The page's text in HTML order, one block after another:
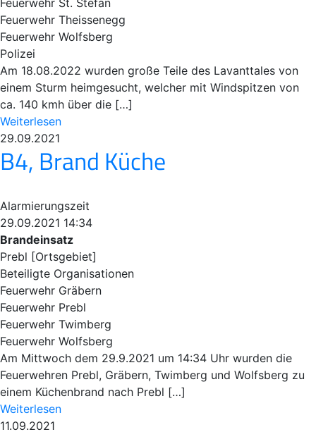
Feuerwehr Theissenegg
Feuerwehr Wolfsberg
Polizei
Am 18.08.2022 wurden große Teile des Lavanttales von
einem Sturm heimgesucht, welcher mit Windspitzen von
ca. 140 kmh über die […]
Weiterlesen
29.09.2021
B4, Brand Küche
Alarmierungszeit
29.09.2021 14:34
Brandeinsatz
Prebl [Ortsgebiet]
Beteiligte Organisationen
Feuerwehr Gräbern
Feuerwehr Prebl
Feuerwehr Twimberg
Feuerwehr Wolfsberg
Am Mittwoch dem 29.9.2021 um 14:34 Uhr wurden die
Feuerwehren Prebl, Gräbern, Twimberg und Wolfsberg zu
einem Küchenbrand nach Prebl […]
Weiterlesen
11.09.2021